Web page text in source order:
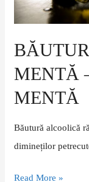
MENTĂ
MENTĂ
Băutură alcoolică
dimineților
Read More »